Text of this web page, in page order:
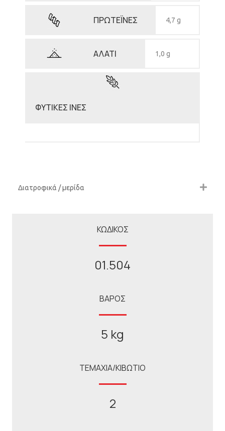
ΠΡΩΤΕΪΝΕΣ 4,7 g
ΑΛΑΤΙ 1,0 g
ΦΥΤΙΚΕΣ ΙΝΕΣ
Διατροφικά / μερίδα
ΚΩΔΙΚΟΣ
01.504
ΒΑΡΟΣ
5 kg
ΤΕΜΑΧΙΑ/ΚΙΒΩΤΙΟ
2